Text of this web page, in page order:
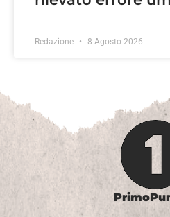
Redazione 8 Agosto 2026